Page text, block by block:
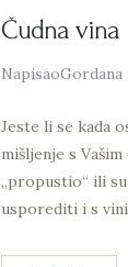
Čudna vina
NapisaoGordana
Jeste li se kada
mišljenje s
„propustio“ ili
usporediti i s